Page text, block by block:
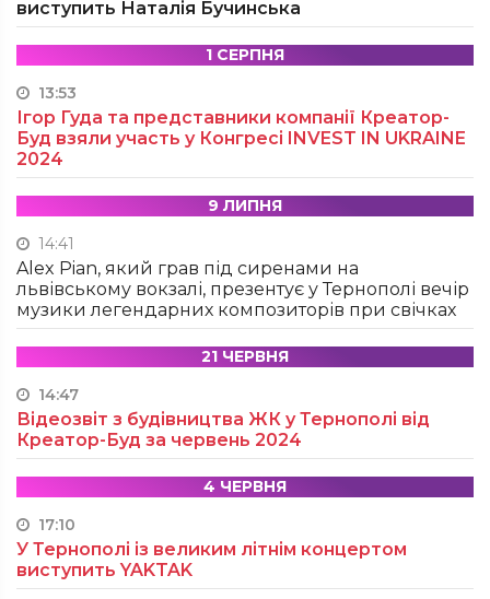
виступить Наталія Бучинська
1 СЕРПНЯ
13:53
Ігор Гуда та представники компанії Креатор-
Буд взяли участь у Конгресі INVEST IN UKRAINE
2024
9 ЛИПНЯ
14:41
Alex Pian, який грав під сиренами на
львівському вокзалі, презентує у Тернополі вечір
музики легендарних композиторів при свічках
21 ЧЕРВНЯ
14:47
Відеозвіт з будівництва ЖК у Тернополі від
Креатор-Буд за червень 2024
4 ЧЕРВНЯ
17:10
У Тернополі із великим літнім концертом
виступить YAKTAK